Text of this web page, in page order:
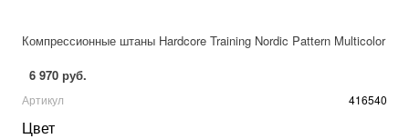
Компрессионные штаны Hardcore Training Nordic Pattern Multicolor
6 970 руб.
Артикул 416540
Цвет